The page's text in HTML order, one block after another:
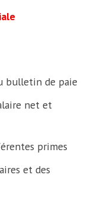
bulletin de paie
net et
primes
et des